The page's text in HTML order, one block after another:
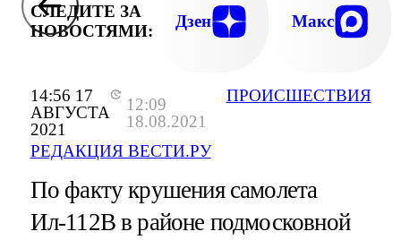
14:56 17
АВГУСТА
2021
12:09
18.08.2021
РЕДАКЦИЯ ВЕСТИ.РУ
ПРОИСШЕСТВИЯ
СЛЕДИТЕ ЗА
НОВОСТЯМИ:
Дзен Макс
По факту крушения самолета
Ил-112В в районе подмосковной